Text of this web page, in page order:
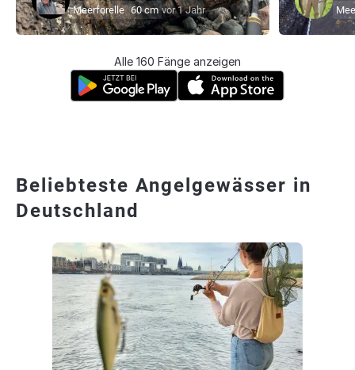
Meerforelle 60 cm vor 1 Jahr
Alle 160 Fänge anzeigen
Beliebteste Angelgewässer in
Deutschland